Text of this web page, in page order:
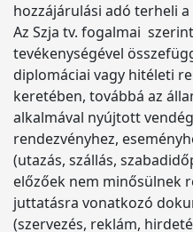
hozzájárulási adó terheli
Az Szja tv. fogalmai
tevékenységével
diplomáciai vagy hitéleti
keretében, továbbá az
alkalmával nyújtott
rendezvényhez,
(utazás, szállás,
előzőek nem minősülnek
juttatásra vonatkozó
(szervezés, reklám,